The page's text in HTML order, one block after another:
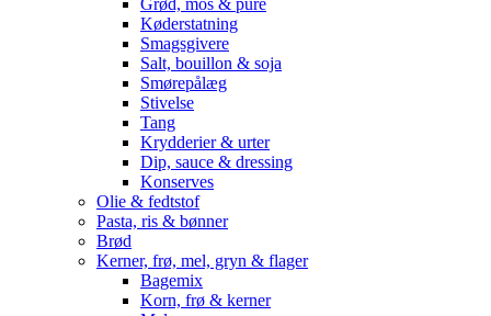
Grød, mos & puré
Køderstatning
Smagsgivere
Salt, bouillon & soja
Smørepålæg
Stivelse
Tang
Krydderier & urter
Dip, sauce & dressing
Konserves
Olie & fedtstof
Pasta, ris & bønner
Brød
Kerner, frø, mel, gryn & flager
Bagemix
Korn, frø & kerner